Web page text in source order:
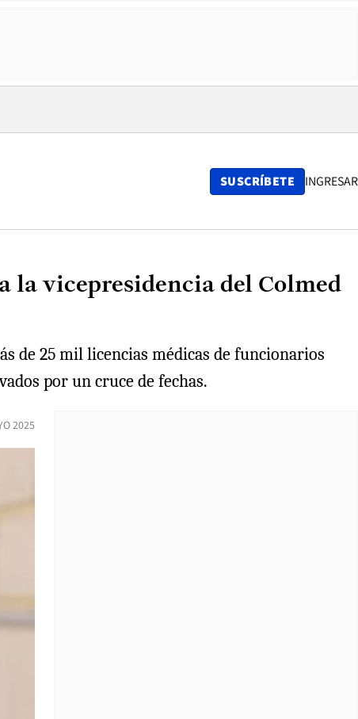
SUSCRÍBETE INGRESAR
la vicepresidencia del Colmed
de 25 mil licencias médicas de funcionarios
por un cruce de fechas.
2025